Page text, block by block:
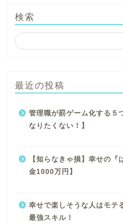
検索
最近の投稿
管理職が罰ゲーム化する５
なりたくない！】
【知らなきゃ損】幸せの
金1000万円】
幸せで楽しそうな人はモテ
最強スキル！